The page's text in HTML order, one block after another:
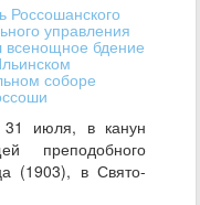
Россошанского
управления
всенощное бдение
соборе
31 июля, в канун
преподобного
(1903), в Свято-